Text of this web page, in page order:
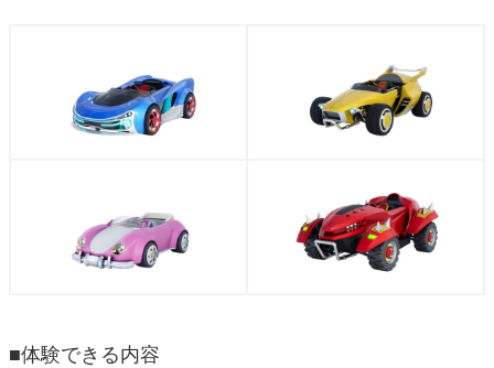
■体験できる内容